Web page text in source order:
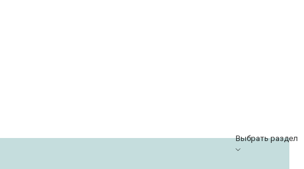
Выбрать раздел